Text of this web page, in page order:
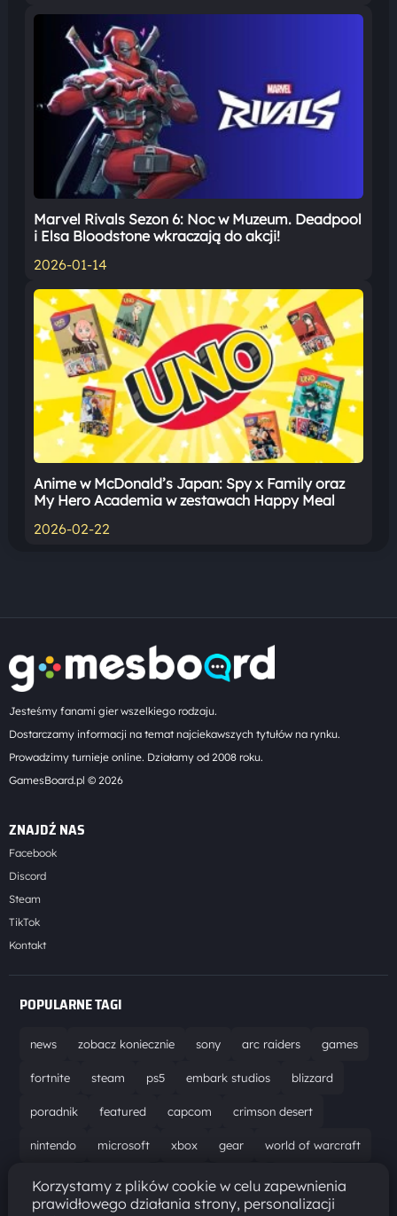
Marvel Rivals Sezon 6: Noc w Muzeum. Deadpool
i Elsa Bloodstone wkraczają do akcji!
2026-01-14
Anime w McDonald’s Japan: Spy x Family oraz
My Hero Academia w zestawach Happy Meal
2026-02-22
Jesteśmy fanami gier wszelkiego rodzaju.
Dostarczamy informacji na temat najciekawszych tytułów na rynku.
Prowadzimy turnieje online. Działamy od 2008 roku.
GamesBoard.pl © 2026
ZNAJDŹ NAS
Facebook
Discord
Steam
TikTok
Kontakt
POPULARNE TAGI
news zobacz koniecznie sony arc raiders games
fortnite steam ps5 embark studios blizzard
poradnik featured capcom crimson desert
nintendo microsoft xbox gear world of warcraft
solucja marathon ubisoft bungie recenzja
resident evil requiem gaming aktualizacja pc
Korzystamy z plików cookie w celu zapewnienia
prawidłowego działania strony, personalizacji